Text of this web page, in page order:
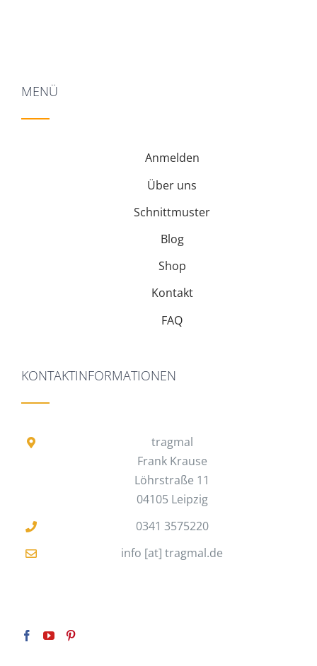
MENÜ
Anmelden
Über uns
Schnittmuster
Blog
Shop
Kontakt
FAQ
KONTAKTINFORMATIONEN
tragmal
Frank Krause
Löhrstraße 11
04105 Leipzig
0341 3575220
info [at] tragmal.de